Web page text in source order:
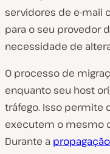
servidores de e-mail
para o seu provedor
necessidade de
O processo de
enquanto seu host
tráfego. Isso permite
executem o mesmo
Durante a